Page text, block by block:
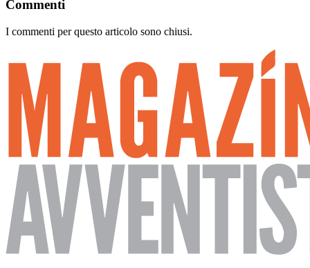
Commenti
I commenti per questo articolo sono chiusi.